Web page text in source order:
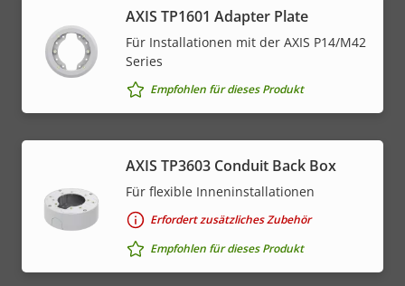
AXIS TP1601 Adapter Plate
Für Installationen mit der AXIS P14/M42
Series
Empfohlen für dieses Produkt
AXIS TP3603 Conduit Back Box
Für flexible Inneninstallationen
Erfordert zusätzliches Zubehör
Empfohlen für dieses Produkt